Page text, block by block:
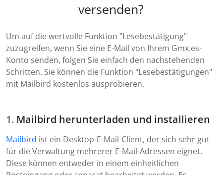
versenden?
Um auf die wertvolle Funktion "Lesebestätigung"
zuzugreifen, wenn Sie eine E-Mail von Ihrem Gmx.es-
Konto senden, folgen Sie einfach den nachstehenden
Schritten. Sie können die Funktion "Lesebestätigungen"
mit Mailbird kostenlos ausprobieren.
Mailbird herunterladen und installieren
Mailbird ist ein Desktop-E-Mail-Client, der sich sehr gut
für die Verwaltung mehrerer E-Mail-Adressen eignet.
Diese können entweder in einem einheitlichen